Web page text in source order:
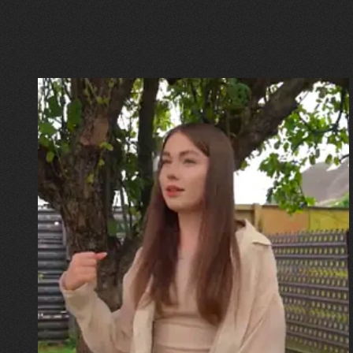
30.07.2026
Калина, Дарина та Віра Папроцькі
"Хвиля була, як від моря,
прозора і велика… Я ледве